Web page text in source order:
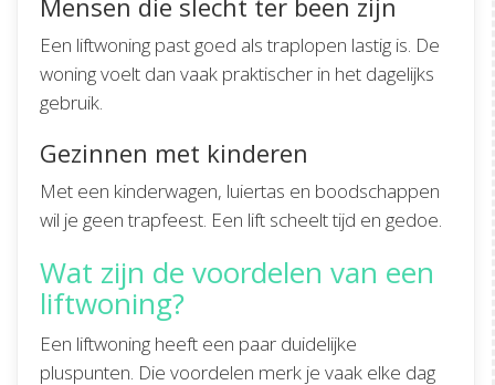
Mensen die slecht ter been zijn
Een liftwoning past goed als traplopen lastig is. De
woning voelt dan vaak praktischer in het dagelijks
gebruik.
Gezinnen met kinderen
Met een kinderwagen, luiertas en boodschappen
wil je geen trapfeest. Een lift scheelt tijd en gedoe.
Wat zijn de voordelen van een
liftwoning?
Een liftwoning heeft een paar duidelijke
pluspunten. Die voordelen merk je vaak elke dag